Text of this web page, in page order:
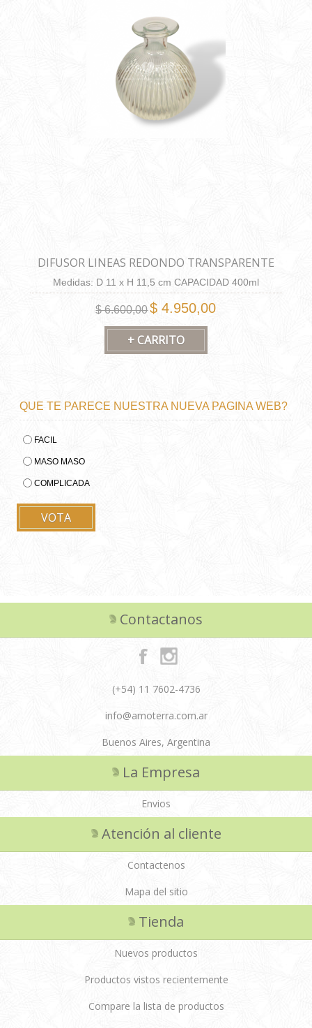
DIFUSOR LINEAS REDONDO TRANSPARENTE
Medidas: D 11 x H 11,5 cm CAPACIDAD 400ml
$ 6.600,00$ 4.950,00
QUE TE PARECE NUESTRA NUEVA PAGINA WEB?
FACIL
MASO MASO
COMPLICADA
Contactanos
(+54) 11 7602-4736
info@amoterra.com.ar
Buenos Aires, Argentina
La Empresa
Envios
Atención al cliente
Contactenos
Mapa del sitio
Tienda
Nuevos productos
Productos vistos recientemente
Compare la lista de productos